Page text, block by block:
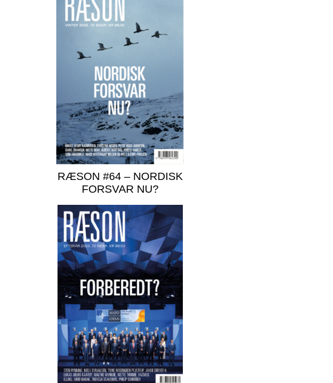
RÆSON #64 – NORDISK
FORSVAR NU?